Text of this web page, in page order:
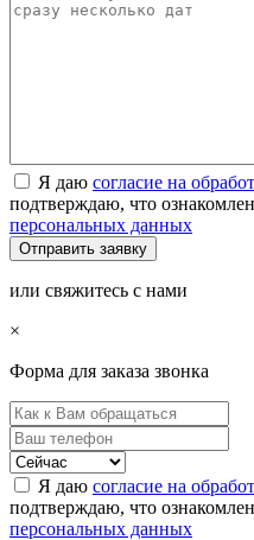
Я даю согласие на
подтверждаю, что
персональных данных
или свяжитесь с нами
×
Форма для заказа звонка
Я даю согласие на
подтверждаю, что
персональных данных